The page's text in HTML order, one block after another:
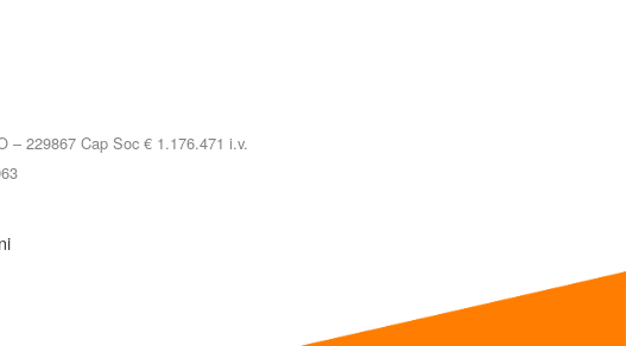
– 229867 Cap Soc € 1.176.471 i.v.